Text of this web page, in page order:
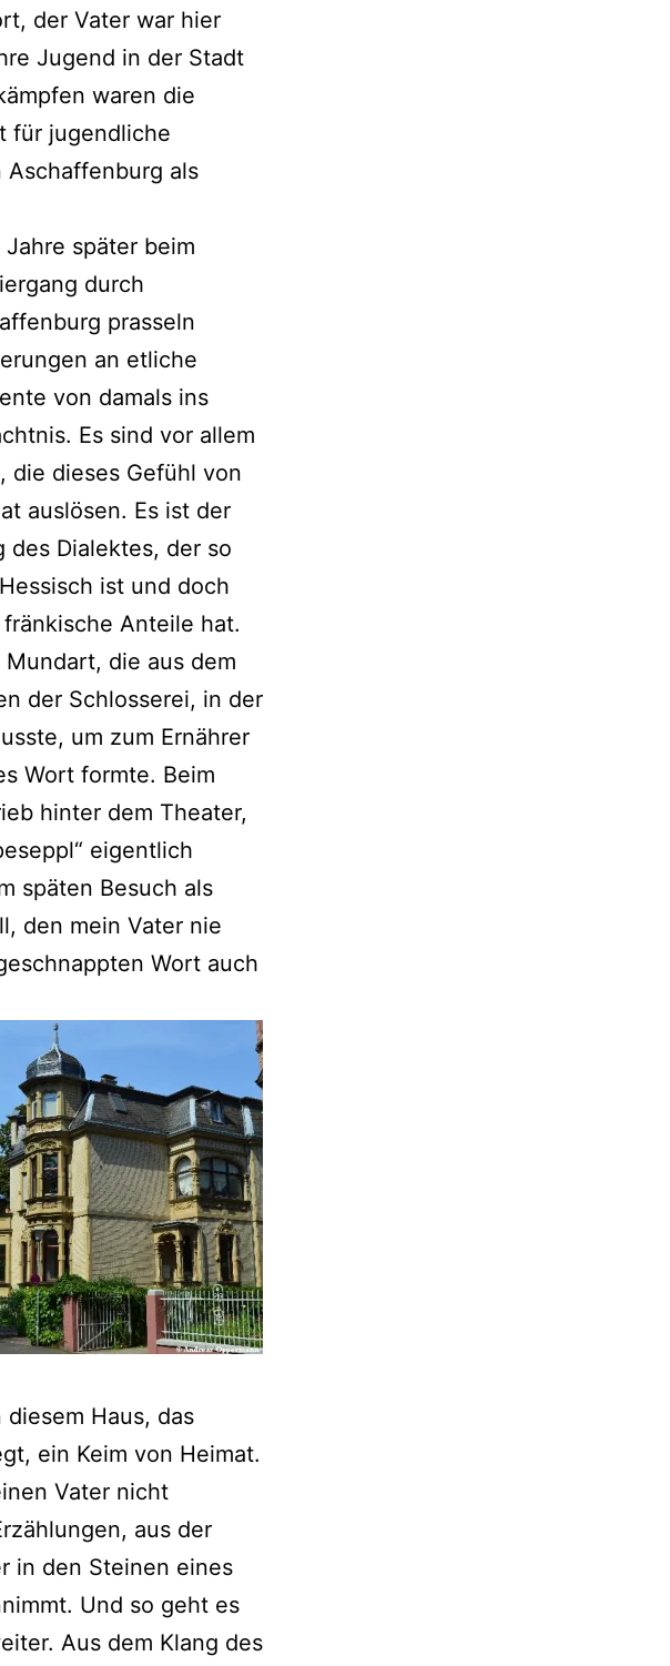
der Vater war hier
Jugend in der Stadt
waren die
für jugendliche
Aschaffenburg als
Jahre später beim
durch
prasseln
an etliche
von damals ins
Es sind vor allem
die dieses Gefühl von
auslösen. Es ist der
des Dialektes, der so
ist und doch
fränkische Anteile hat.
Mundart, die aus dem
der Schlosserei, in der
um zum Ernährer
Wort formte. Beim
hinter dem Theater,
eigentlich
späten Besuch als
den mein Vater nie
Wort auch
Haus, das
ein Keim von Heimat.
Vater nicht
aus der
in den Steinen eines
Und so geht es
Aus dem Klang des